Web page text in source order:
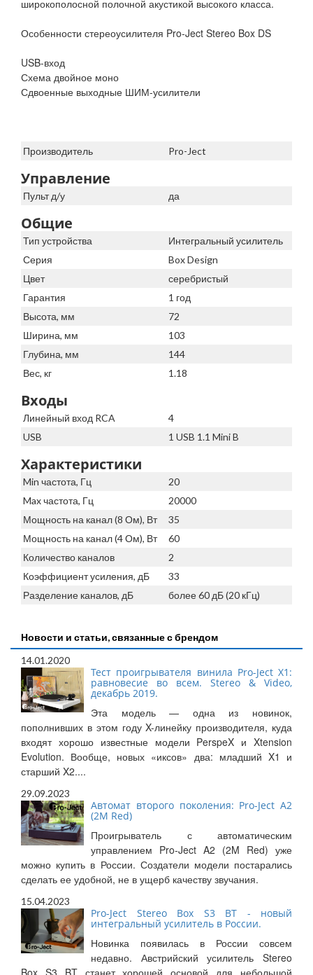
широкополосной полочной акустикой высокого класса.
Особенности стереоусилителя Pro-Ject Stereo Box DS
USB-вход
Схема двойное моно
Сдвоенные выходные ШИМ-усилители
Производитель Pro-Ject
Управление
Пульт д/у да
Общие
Тип устройства
Интегральный усилитель
Серия
Box Design
Цвет
серебристый
Гарантия
1 год
Высота, мм
72
Ширина, мм
103
Глубина, мм
144
Вес, кг
1.18
Входы
Линейный вход RCA
4
USB
1 USB 1.1 Mini B
Характеристики
Min частота, Гц
20
Max частота, Гц
20000
Мощность на канал (8 Ом), Вт
35
Мощность на канал (4 Ом), Вт
60
Количество каналов
2
Коэффициент усиления, дБ
33
Разделение каналов, дБ
более 60 дБ (20 кГц)
Новости и статьи, связанные с брендом
14.01.2020
Тест проигрывателя винила Pro-Ject X1:
равновесие во всем. Stereo & Video,
декабрь 2019.
Эта модель — одна из новинок,
пополнивших в этом году X-линейку производителя, куда
входят хорошо известные модели PerspeX и Xtension
Evolution. Вообще, новых «иксов» два: младший X1 и
старший X2....
29.09.2023
Автомат второго поколения: Pro-Ject A2
(2M Red)
Проигрыватель с автоматическим
управлением Pro-Ject A2 (2M Red) уже
можно купить в России. Создатели модели постарались
сделать ее удобной, не в ущерб качеству звучания.
15.04.2023
Pro-Ject Stereo Box S3 BT - новый
интегральный усилитель в России.
Новинка появилась в России совсем
недавно. Австрийский усилитель Stereo